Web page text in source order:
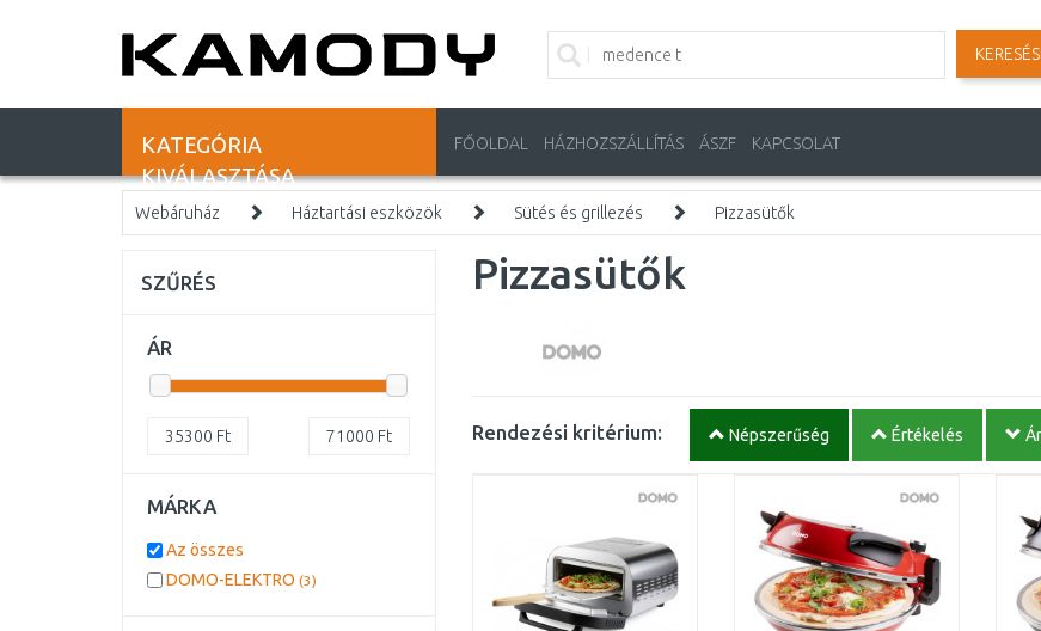
KERESÉS
KATEGÓRIA
KIVÁLASZTÁSA
FŐOLDAL HÁZHOZSZÁLLÍTÁS ÁSZF KAPCSOLAT
Webáruház Háztartási eszközök Sütés és grillezés Pizzasütők
Pizzasütők
Rendezési kritérium: Népszerűség Értékelés Ár
SZŰRÉS
ÁR
35300 Ft 71000 Ft
MÁRKA
Az összes
DOMO-ELEKTRO (3)